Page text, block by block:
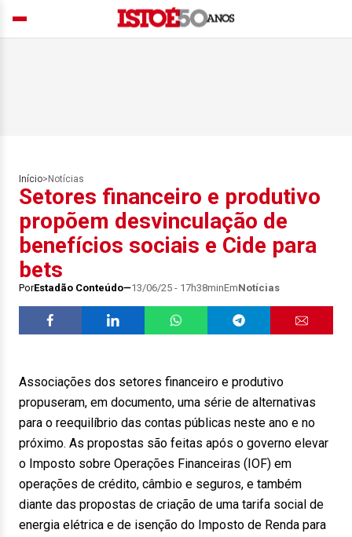
Início> Notícias
Setores financeiro e produtivo
propõem desvinculação de
benefícios sociais e Cide para
bets
PorEstadão Conteúdo 13/06/25 - 17h38minEmNotícias
Associações dos setores financeiro e produtivo
propuseram, em documento, uma série de alternativas
para o reequilíbrio das contas públicas neste ano e no
próximo. As propostas são feitas após o governo elevar
o Imposto sobre Operações Financeiras (IOF) em
operações de crédito, câmbio e seguros, e também
diante das propostas de criação de uma tarifa social de
energia elétrica e de isenção do Imposto de Renda para